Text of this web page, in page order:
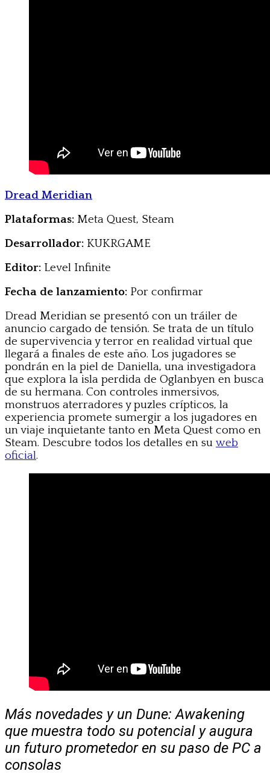
Dread Meridian
Plataformas: Meta Quest, Steam
Desarrollador: KUKRGAME
Editor: Level Infinite
Fecha de lanzamiento: Por confirmar
Dread Meridian se presentó con un tráiler de
anuncio cargado de tensión. Se trata de un título
de supervivencia y terror en realidad virtual que
llegará a finales de este año. Los jugadores se
pondrán en la piel de Daniella, una investigadora
que explora la isla perdida de Oglanbyen en busca
de su hermana. Con controles inmersivos,
monstruos aterradores y puzles crípticos, la
experiencia promete sumergir a los jugadores en
un viaje inquietante tanto en Meta Quest como en
Steam. Descubre todos los detalles en su web
oficial.
Más novedades y un Dune: Awakening
que muestra todo su potencial y augura
un futuro prometedor en su paso de PC a
consolas